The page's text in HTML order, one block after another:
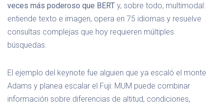
veces más poderoso que BERT y, sobre todo, multimodal:
entiende texto e imagen, opera en 75 idiomas y resuelve
consultas complejas que hoy requieren múltiples
búsquedas.
El ejemplo del keynote fue alguien que ya escaló el monte
Adams y planea escalar el Fuji: MUM puede combinar
información sobre diferencias de altitud, condiciones,